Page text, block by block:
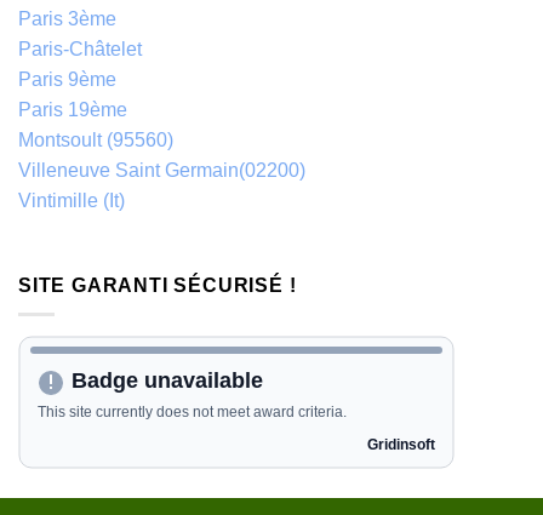
Paris 3ème
Paris-Châtelet
Paris 9ème
Paris 19ème
Montsoult (95560)
Villeneuve Saint Germain(02200)
Vintimille (It)
SITE GARANTI SÉCURISÉ !